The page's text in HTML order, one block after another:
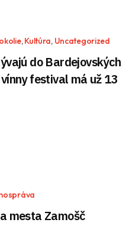
,Kultúra, Uncategorized
do Bardejovských
festival má už 13
mesta Zamošč